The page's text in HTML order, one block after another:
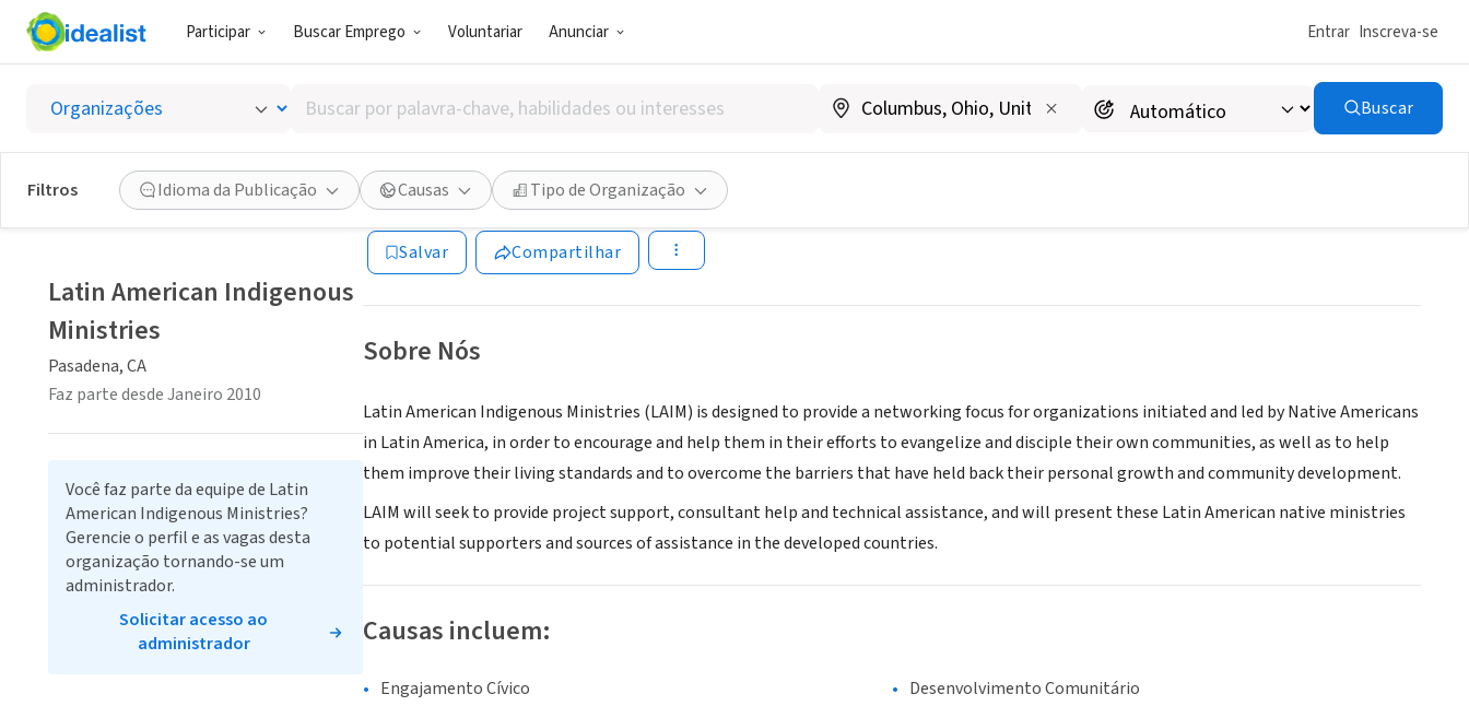
Participar Buscar Emprego Voluntariar Anunciar Entrar Inscreva-se
Buscar
por
palavra-
chave,
habilidades
ou
interesses
Buscar
Filtros Idioma da Publicação Causas Tipo de Organização
Latin American Indigenous Ministries
Pasadena, CA|latinamericanindigenousministries.org/
Salvar Compartilhar
Sobre Nós
Latin American Indigenous Ministries (LAIM) is designed to provide a networking focus for organizations initiated and led by Native Americans
in Latin America, in order to encourage and help them in their efforts to evangelize and disciple their own communities, as well as to help
them improve their living standards and to overcome the barriers that have held back their personal growth and community development.
LAIM will seek to provide project support, consultant help and technical assistance, and will present these Latin American native ministries
to potential supporters and sources of assistance in the developed countries.
Causas incluem:
Engajamento Cívico Desenvolvimento Comunitário
Latin American Indigenous
Ministries
Pasadena, CA
Faz parte desde Janeiro 2010
Você faz parte da equipe de Latin
American Indigenous Ministries?
Gerencie o perfil e as vagas desta
organização tornando-se um
administrador.
Solicitar acesso ao
administrador